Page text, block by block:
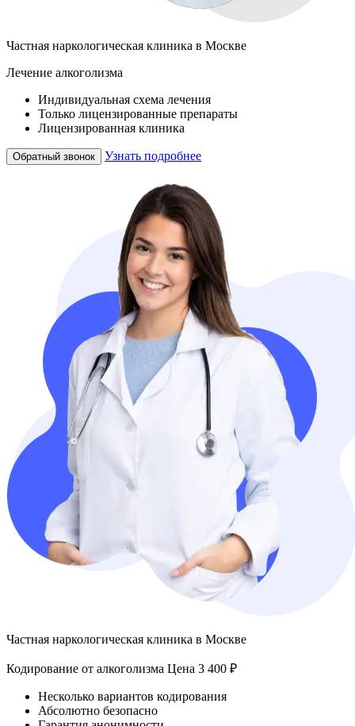
Частная наркологическая клиника в Москве
Лечение алкоголизма
Индивидуальная схема лечения
Только лицензированные препараты
Лицензированная клиника
Обратный звонок Узнать подробнее
Частная наркологическая клиника в Москве
Кодирование от алкоголизма Цена 3 400 ₽
Несколько вариантов кодирования
Абсолютно безопасно